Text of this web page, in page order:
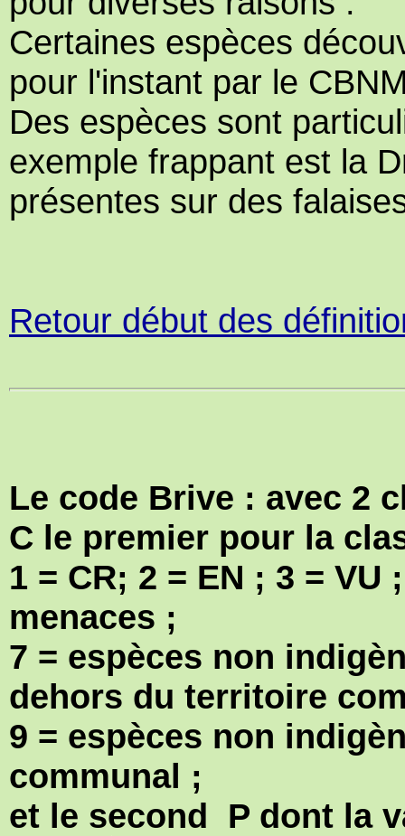
Certaines espèces
pour l'instant par le
Des espèces sont
exemple frappant est la
présentes sur des
Retour début des
Le code Brive : avec 2
C le premier pour la
1 = CR; 2 = EN ; 3 =
menaces ;
7 = espèces non
dehors du territoire
9 = espèces non
communal ;
et le second P dont la